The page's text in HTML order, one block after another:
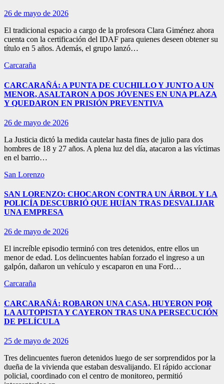
26 de mayo de 2026
El tradicional espacio a cargo de la profesora Clara Giménez ahora
cuenta con la certificación del IDAF para quienes deseen obtener su
título en 5 años. Además, el grupo lanzó…
Carcaraña
CARCARAÑÁ: A PUNTA DE CUCHILLO Y JUNTO A UN
MENOR, ASALTARON A DOS JÓVENES EN UNA PLAZA
Y QUEDARON EN PRISIÓN PREVENTIVA
26 de mayo de 2026
La Justicia dictó la medida cautelar hasta fines de julio para dos
hombres de 18 y 27 años. A plena luz del día, atacaron a las víctimas
en el barrio…
San Lorenzo
SAN LORENZO: CHOCARON CONTRA UN ÁRBOL Y LA
POLICÍA DESCUBRIÓ QUE HUÍAN TRAS DESVALIJAR
UNA EMPRESA
26 de mayo de 2026
El increíble episodio terminó con tres detenidos, entre ellos un
menor de edad. Los delincuentes habían forzado el ingreso a un
galpón, dañaron un vehículo y escaparon en una Ford…
Carcaraña
CARCARAÑÁ: ROBARON UNA CASA, HUYERON POR
LA AUTOPISTA Y CAYERON TRAS UNA PERSECUCIÓN
DE PELÍCULA
25 de mayo de 2026
Tres delincuentes fueron detenidos luego de ser sorprendidos por la
dueña de la vivienda que estaban desvalijando. El rápido accionar
policial, coordinado con el centro de monitoreo, permitió